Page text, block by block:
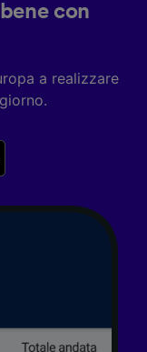
con
a realizzare